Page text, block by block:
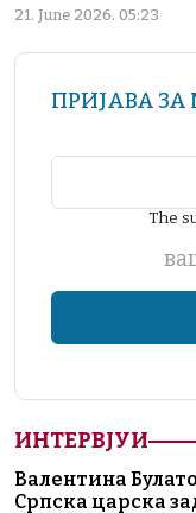
21. June 2026. 05:23
ПРИЈАВА ЗА
The
ИНТЕРВЈУИ
Валентина
Српска царска